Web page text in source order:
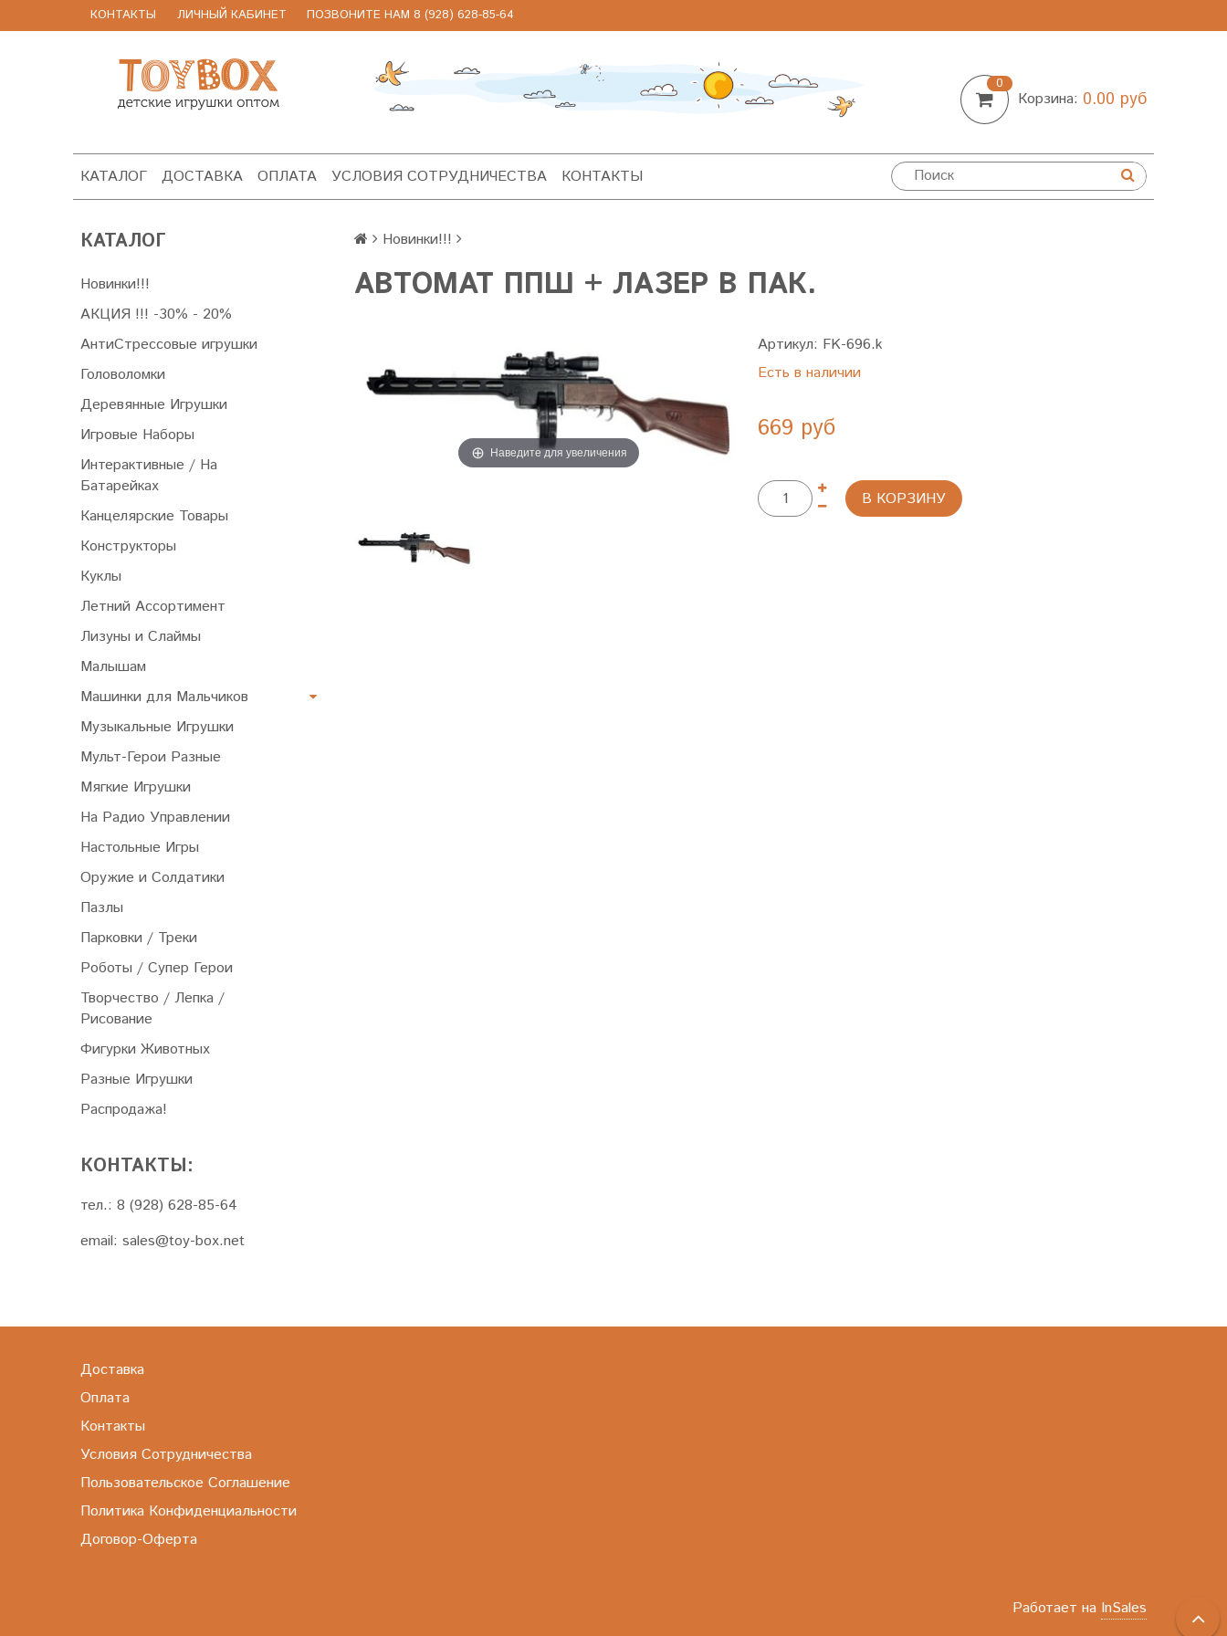
КОНТАКТЫ ЛИЧНЫЙ КАБИНЕТ ПОЗВОНИТЕ НАМ 8 (928) 628-85-64
0
Корзина: 0.00 руб
КАТАЛОГ ДОСТАВКА ОПЛАТА УСЛОВИЯ СОТРУДНИЧЕСТВА КОНТАКТЫ
КАТАЛОГ
Новинки!!!
АКЦИЯ !!! -30% - 20%
АнтиСтрессовые игрушки
Головоломки
Деревянные Игрушки
Игровые Наборы
Интерактивные / На
Батарейках
Канцелярские Товары
Конструкторы
Куклы
Летний Ассортимент
Лизуны и Слаймы
Малышам
Машинки для Мальчиков
Музыкальные Игрушки
Мульт-Герои Разные
Мягкие Игрушки
На Радио Управлении
Настольные Игры
Оружие и Солдатики
Пазлы
Парковки / Треки
Роботы / Супер Герои
Творчество / Лепка /
Рисование
Фигурки Животных
Разные Игрушки
Распродажа!
КОНТАКТЫ:
тел.: 8 (928) 628-85-64
email: sales@toy-box.net
Новинки!!!
АВТОМАТ ППШ + ЛАЗЕР В ПАК.
Наведите для увеличения
Артикул: FK-696.k
Есть в наличии
669 руб
В КОРЗИНУ
Доставка
Оплата
Контакты
Условия Сотрудничества
Пользовательское Соглашение
Политика Конфиденциальности
Договор-Оферта
Работает на InSales